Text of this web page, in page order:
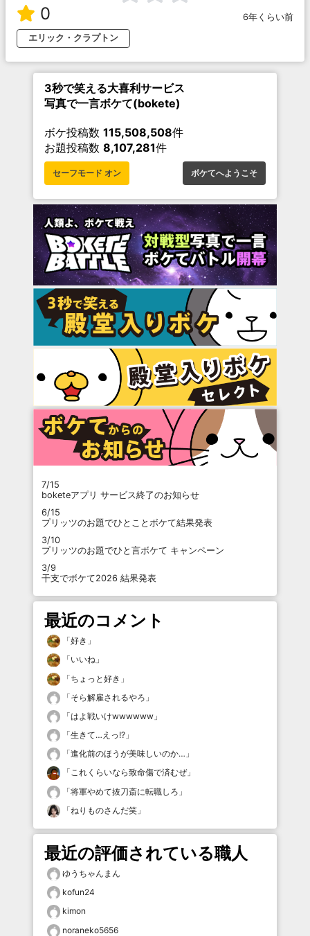
0
6年くらい前
エリック・クラプトン
3秒で笑える大喜利サービス
写真で一言ボケて(bokete)
ボケ投稿数 115,508,508件
お題投稿数 8,107,281件
セーフモード オン ボケてへようこそ
7/15
boketeアプリ サービス終了のお知らせ
6/15
プリッツのお題でひとことボケて結果発表
3/10
プリッツのお題でひと言ボケて キャンペーン
3/9
干支でボケて2026 結果発表
最近のコメント
「好き 」
「いいね 」
「ちょっと好き 」
「そら解雇されるやろ 」
「はよ戦いけwwwwww 」
「生きて…えっ!? 」
「進化前のほうが美味しいのか… 」
「これくらいなら致命傷で済むぜ」
「将軍やめて抜刀斎に転職しろ 」
「ねりものさんだ笑 」
最近の評価されている職人
ゆうちゃんまん
kofun24
kimon
noraneko5656